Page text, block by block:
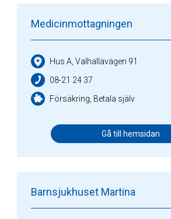
Medicinmottagningen
Hus A, Valhallavägen 91
08-21 24 37
Försäkring, Betala själv
Gå till hemsidan
Barnsjukhuset Martina